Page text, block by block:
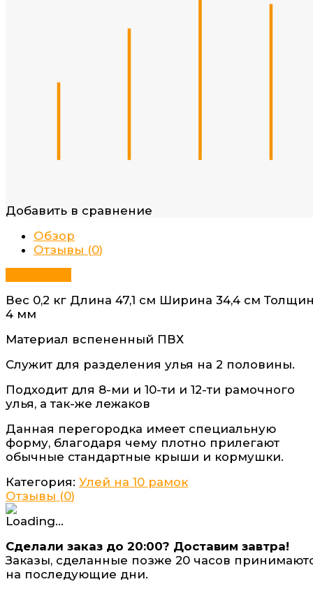
Добавить в сравнение
Обзор
Отзывы (0)
Вес 0,2 кг Длина 47,1 см Ширина 34,4 см
4 мм
Материал вспененный ПВХ
Служит для разделения улья на 2 половины.
Подходит для 8-ми и 10-ти и 12-ти рамочного
улья, а так-же лежаков
Данная перегородка имеет специальную
форму, благодаря чему плотно прилегают
обычные стандартные крыши и кормушки.
Категория: Улей на 10 рамок
Отзывы (0)
Сделали заказ до 20:00? Доставим завтра!
Заказы, сделанные позже 20 часов
на последующие дни.